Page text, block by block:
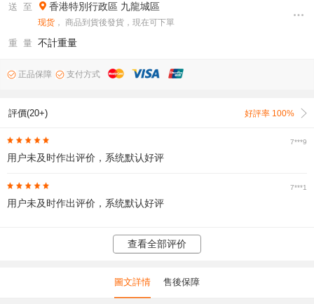
送 至 香港特別行政區 九龍城區
现货 ， 商品到貨後發貨，現在可下單
重 量 不計重量
正品保障 支付方式
評價(20+) 好評率 100%
7***9
用户未及时作出评价，系统默认好评
7***1
用户未及时作出评价，系统默认好评
查看全部评价
圖文詳情 售後保障